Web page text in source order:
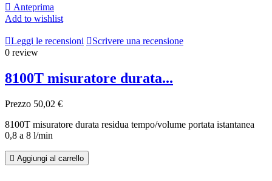
 Anteprima
Add to wishlist
Leggi le recensioni Scrivere una recensione
0 review
8100T misuratore durata...
Prezzo 50,02 €
8100T misuratore durata residua tempo/volume portata istantanea
0,8 a 8 l/min
 Aggiungi al carrello